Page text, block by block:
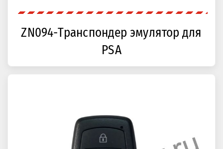
ZN094-Транспондер эмулятор для
PSA